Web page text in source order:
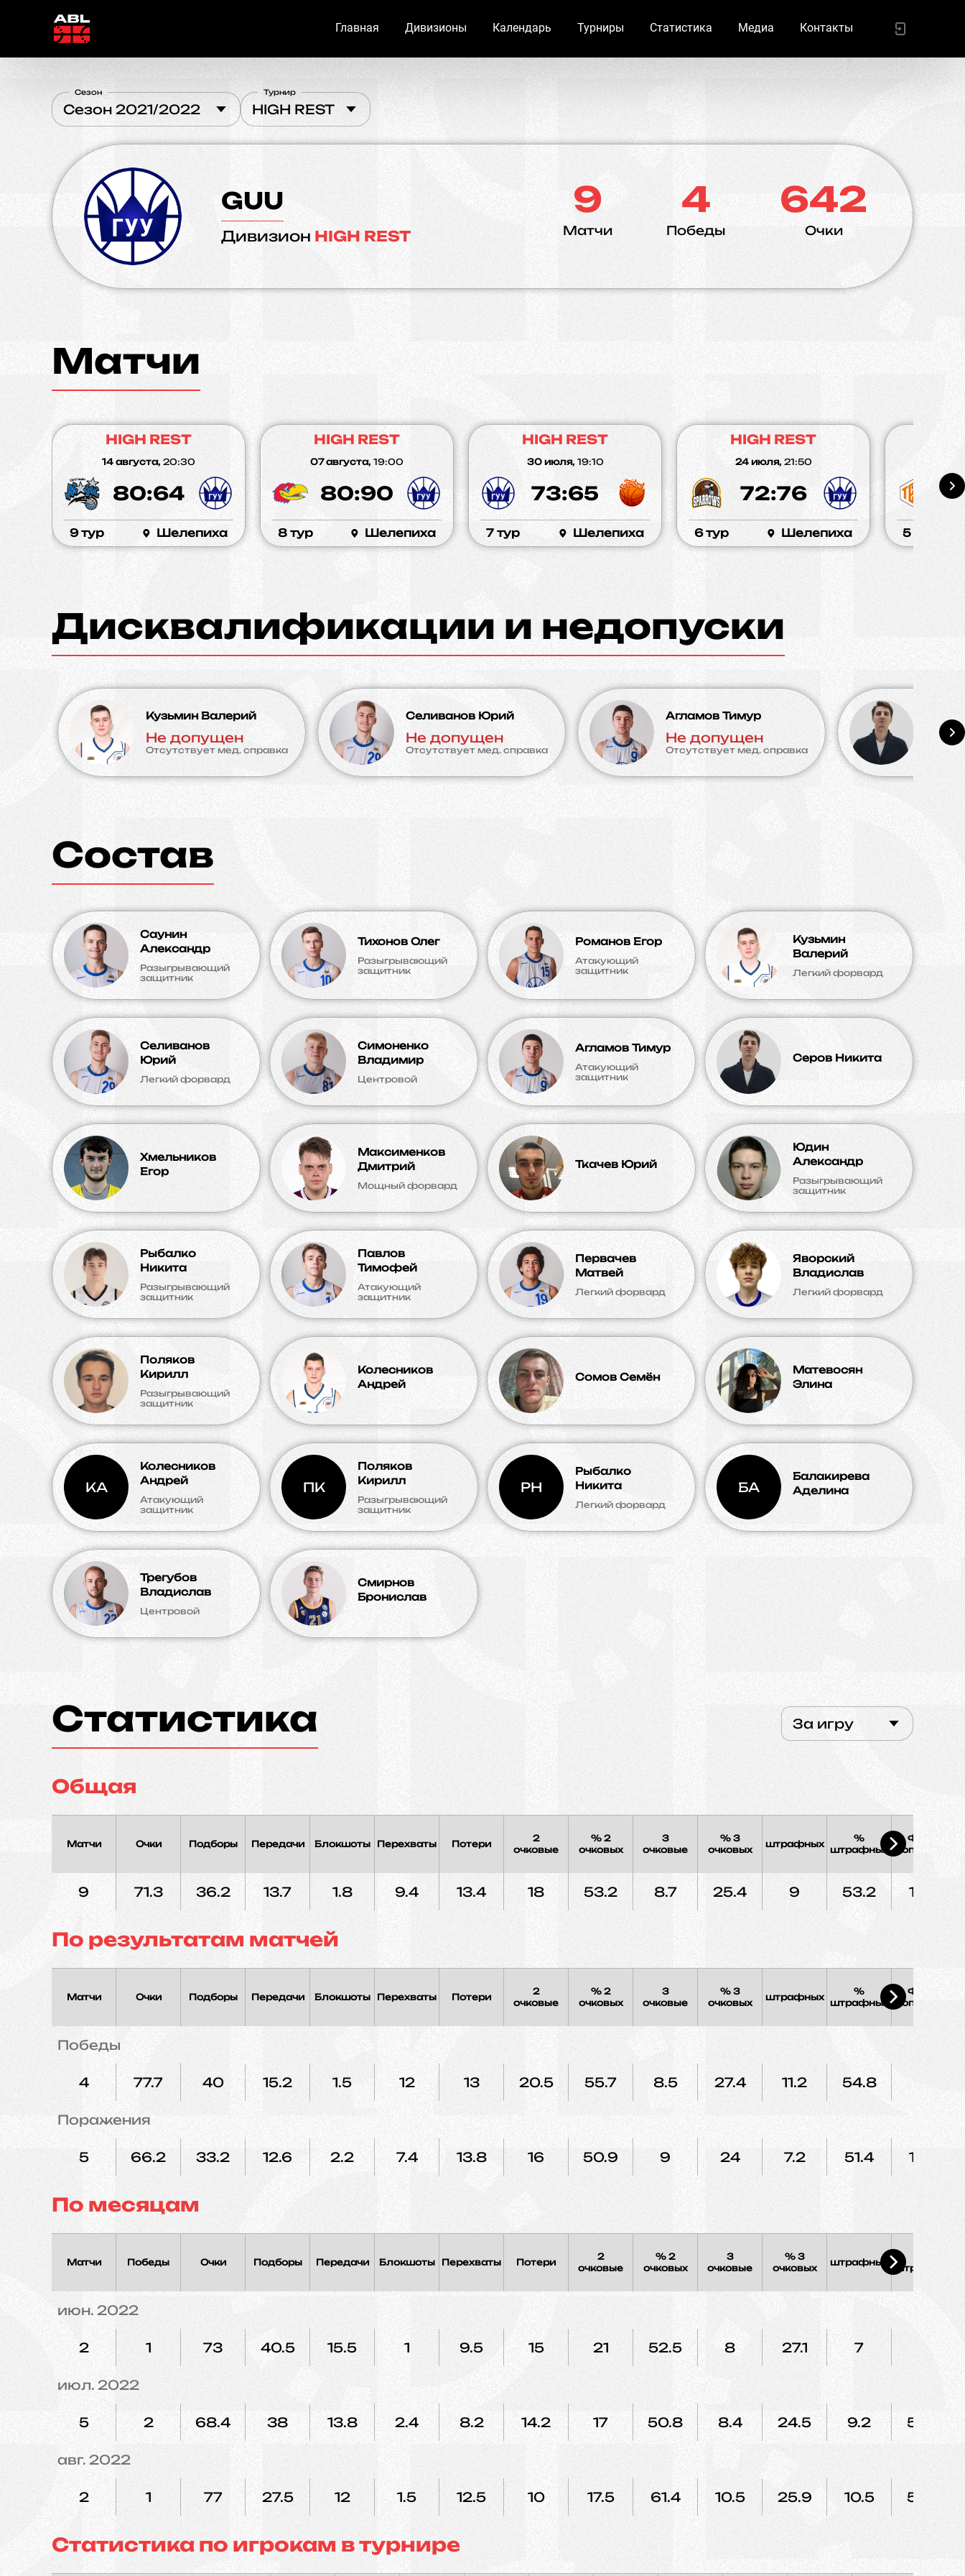
Главная Дивизионы Календарь Турниры Статистика Медиа Контакты
Сезон 2021/2022
Сезон
HIGH REST
Турнир
GUU
Дивизион HIGH REST
9
Матчи
4
Победы
642
Очки
Матчи
HIGH REST
14 августа, 20:30
80:64
9 тур Шелепиха
HIGH REST
07 августа, 19:00
80:90
8 тур Шелепиха
HIGH REST
30 июля, 19:10
73:65
7 тур Шелепиха
HIGH REST
24 июля, 21:50
72:76
6 тур Шелепиха 5 тур
Дисквалификации и недопуски
Кузьмин Валерий
Не допущен
Отсутствует мед. справка
Селиванов Юрий
Не допущен
Отсутствует мед. справка
Агламов Тимур
Не допущен
Отсутствует мед. справка
Не
Состав
Саунин
Александр
Разыгрывающий
защитник
Тихонов Олег
Разыгрывающий
защитник
Романов Егор
Атакующий
защитник
Кузьмин
Валерий
Легкий форвард
Селиванов
Юрий
Легкий форвард
Симоненко
Владимир
Центровой
Агламов Тимур
Атакующий
защитник
Серов Никита
Хмельников
Егор
Максименков
Дмитрий
Мощный форвард
Ткачев Юрий
Юдин
Александр
Разыгрывающий
защитник
Рыбалко
Никита
Разыгрывающий
защитник
Павлов
Тимофей
Атакующий
защитник
Первачев
Матвей
Легкий форвард
Яворский
Владислав
Легкий форвард
Поляков
Кирилл
Разыгрывающий
защитник
Колесников
Андрей
Сомов Семён
Матевосян
Элина
КА
Колесников
Андрей
Атакующий
защитник
ПК
Поляков
Кирилл
Разыгрывающий
защитник
РН
Рыбалко
Никита
Легкий форвард
БА
Балакирева
Аделина
Трегубов
Владислав
Центровой
Смирнов
Бронислав
Статистика За игру
Общая
Матчи Очки Подборы Передачи Блокшоты Перехваты Потери
2
очковые
% 2
очковых
3
очковые
% 3
очковых
штрафных
%
штрафных
Фолы
соперника
9 71.3 36.2 13.7 1.8 9.4 13.4 18 53.2 8.7 25.4 9 53.2 16.5
По результатам матчей
Матчи Очки Подборы Передачи Блокшоты Перехваты Потери
2
очковые
% 2
очковых
3
очковые
% 3
очковых
штрафных
%
штрафных
Фолы
соперника
Победы
4 77.7 40 15.2 1.5 12 13 20.5 55.7 8.5 27.4 11.2 54.8
Поражения
5 66.2 33.2 12.6 2.2 7.4 13.8 16 50.9 9 24 7.2 51.4 15.4
По месяцам
Матчи Победы Очки Подборы Передачи Блокшоты Перехваты Потери
2
очковые
% 2
очковых
3
очковые
% 3
очковых
штрафных
штрафных
июн. 2022
2 1 73 40.5 15.5 1 9.5 15 21 52.5 8 27.1 7 56
июл. 2022
5 2 68.4 38 13.8 2.4 8.2 14.2 17 50.8 8.4 24.5 9.2 52.2
авг. 2022
2 1 77 27.5 12 1.5 12.5 10 17.5 61.4 10.5 25.9 10.5 53.8
Статистика по игрокам в турнире